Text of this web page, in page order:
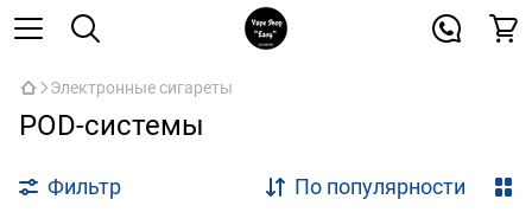
Электронные сигареты
POD-системы
Фильтр По популярности